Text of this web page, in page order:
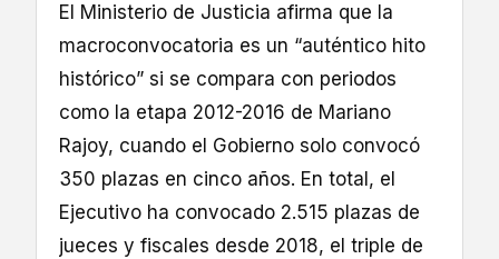
El Ministerio de Justicia afirma que la
macroconvocatoria es un “auténtico hito
histórico” si se compara con periodos
como la etapa 2012-2016 de Mariano
Rajoy, cuando el Gobierno solo convocó
350 plazas en cinco años. En total, el
Ejecutivo ha convocado 2.515 plazas de
jueces y fiscales desde 2018, el triple de